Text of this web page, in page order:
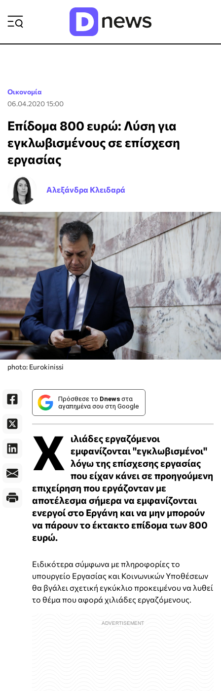
Οικονομία
06.04.2020 15:00
Επίδομα 800 ευρώ: Λύση για
εγκλωβισμένους σε επίσχεση
εργασίας
Αλεξάνδρα Κλειδαρά
photo: Eurokinissi
Πρόσθεσε το Dnews στα
αγαπημένα σου στη Google
Χ
ιλιάδες εργαζόμενοι
εμφανίζονται "εγκλωβισμένοι"
λόγω της επίσχεσης εργασίας
που είχαν κάνει σε προηγούμενη
επιχείρηση που εργάζονταν με
αποτέλεσμα σήμερα να εμφανίζονται
ενεργοί στο Εργάνη και να μην μπορούν
να πάρουν το έκτακτο επίδομα των 800
ευρώ.
Ειδικότερα σύμφωνα με πληροφορίες το
υπουργείο Εργασίας και Κοινωνικών Υποθέσεων
θα βγάλει σχετική εγκύκλιο προκειμένου να λυθεί
το θέμα που αφορά χιλιάδες εργαζόμενους.